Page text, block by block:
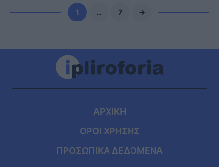
1 … 7 →
ΑΡΧΙΚΗ
ΟΡΟΙ ΧΡΗΣΗΣ
ΠΡΟΣΩΠΙΚΑ ΔΕΔΟΜΕΝΑ